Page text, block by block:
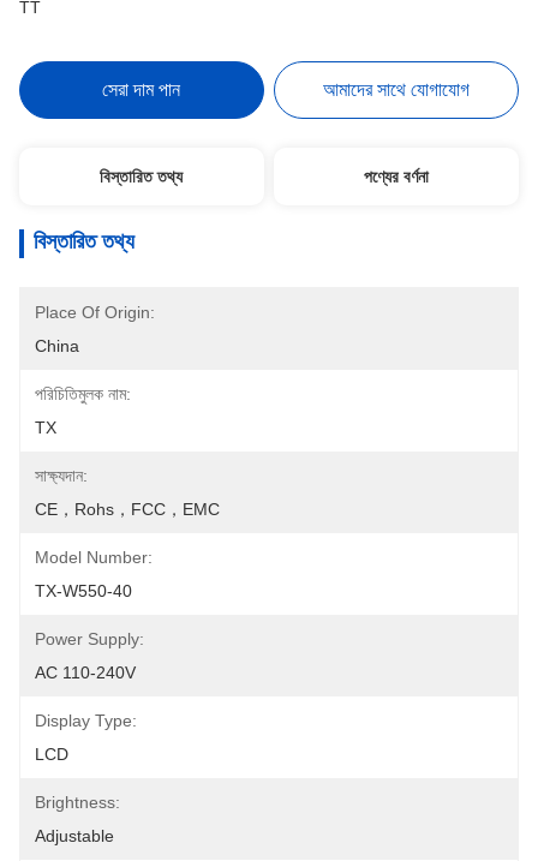
TT
সেরা দাম পান আমাদের সাথে যোগাযোগ
বিস্তারিত তথ্য পণ্যের বর্ণনা
বিস্তারিত তথ্য
Place Of Origin:
China
পরিচিতিমুলক নাম:
TX
সাক্ষ্যদান:
CE，rohs，FCC，EMC
Model Number:
TX-W550-40
Power Supply:
AC 110-240V
Display Type:
LCD
Brightness:
Adjustable